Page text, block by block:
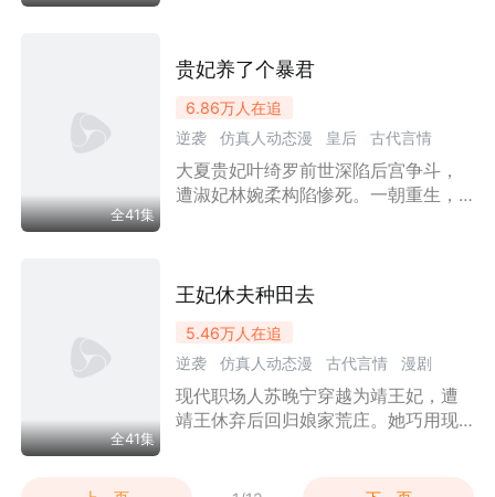
全二人。晏临风用“君子协议”强势护
茶、虐渣不断；温晚梦忆他五十年孤
守，彻底心动双向奔赴。
全41集
贵妃养了个暴君
6.86万人在追
逆袭
仿真人动态漫 皇后
古代言情
漫剧
宫斗宅斗 王妃 权谋
情感流
女性成长
大夏贵妃叶绮罗前世深陷后宫争斗，
遭淑妃林婉柔构陷惨死。一朝重生，
后宫人心，解开对叶绮罗的重重误
帝图谋夺权，屡次设计陷害叶绮罗。
叶绮罗携手恢复人身的陆晔，凭借智
慧与家族势力搜集罪证，于封后大典
揭穿全部阴谋，肃清朝堂奸佞，二人
全41集
王妃休夫种田去
5.46万人在追
逆袭
仿真人动态漫 古代言情
漫剧
种田
励志 王妃 致富 婚姻
穿越时空
女性成长
现代职场人苏晚宁穿越为靖王妃，遭
靖王休弃后回归娘家荒庄。她巧用现
知己沈钰并肩创业，昔日对立之人也